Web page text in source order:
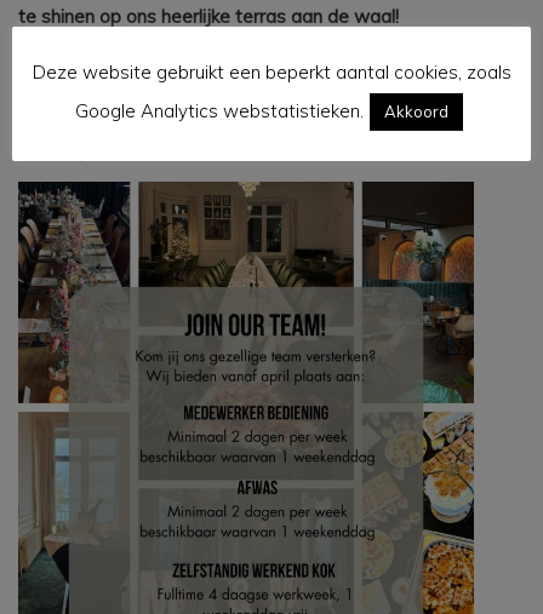
te shinen op ons heerlijke terras aan de waal!
Hopelijk tot snel!
Met vriendelijke groet,
Deze website gebruikt een beperkt aantal cookies, zoals
Google Analytics webstatistieken.
Akkoord